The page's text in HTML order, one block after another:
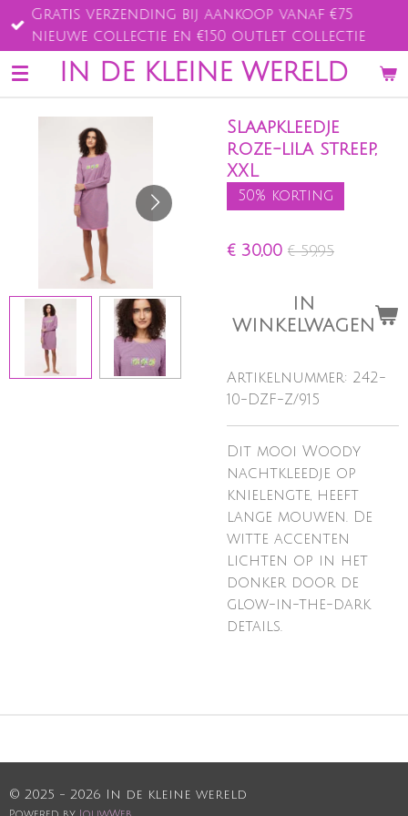
Ga
direct
naar
de
IN DE KLEINE WERELD
Gratis verzending bij aankoop vanaf €75
nieuwe collectie en €150 outlet collectie
Slaapkleedje
roze-lila streep,
XXL
50% korting
€ 30,00 € 59,95
IN
WINKELWAGEN
Artikelnummer: 242-
10-DZF-Z/915
Dit mooi Woody
nachtkleedje op
knielengte, heeft
lange mouwen. De
witte accenten
lichten op in het
donker door de
glow-in-the-dark
details.
© 2025 - 2026 In de kleine wereld